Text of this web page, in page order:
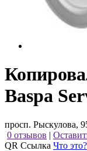
Baspa
просп. Рыскулова,
0 отзывов |
QR Ссылка Что это?